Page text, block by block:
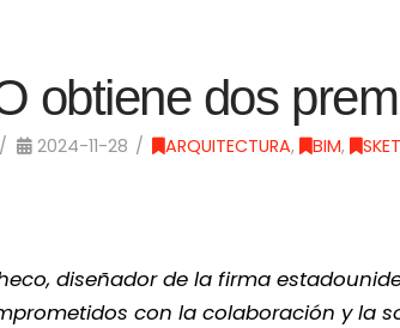
obtiene dos
2024-11-28 ARQUITECTURA, BIM,
diseñador de la firma
con la colaboración y la